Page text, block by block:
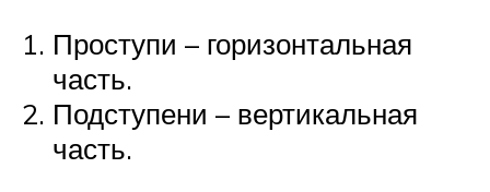
Проступи – горизонтальная
часть.
Подступени – вертикальная
часть.